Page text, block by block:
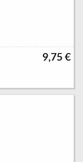
9,75 €